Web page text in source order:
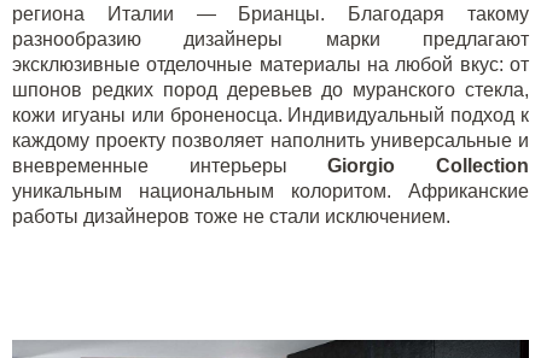
региона Италии — Брианцы. Благодаря такому
разнообразию дизайнеры марки предлагают
эксклюзивные отделочные материалы на любой вкус: от
шпонов редких пород деревьев до муранского стекла,
кожи игуаны или броненосца. Индивидуальный подход к
каждому проекту позволяет наполнить универсальные и
вневременные интерьерыGiorgio Collection
уникальным национальным колоритом. Африканские
работы дизайнеров тоже не стали исключением.